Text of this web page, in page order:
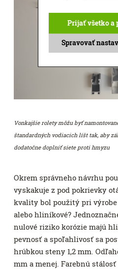
Vonkajšie rolety môžu byť
štandardných vodiacich líšt tak, aby
dodatočne doplniť siete proti hmyzu
Okrem správneho návrhu
vyskakuje z pod pokrievky
kvality bol použitý pri
alebo hliníkové?
nulové riziko korózie majú
pevnosť a spoľahlivosť sa
hrúbkou steny 1,2 mm.
mm a menej. Farebnú
Spravovať
Prijať všetko a